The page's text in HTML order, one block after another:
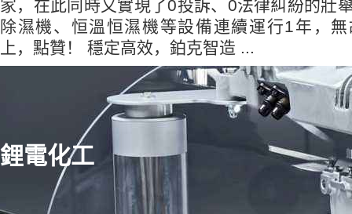
家，在此同時又實現了0投訴、0法律糾紛的壯
除濕機、恒溫恒濕機等設備連續運行1年，
上，點贊！ 穩定高效，鉑克智造 ...
鋰電化工